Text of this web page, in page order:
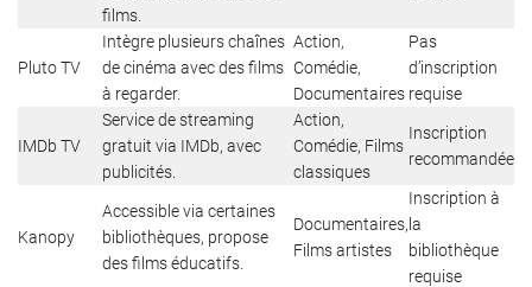
films.
Pluto TV
Intègre plusieurs chaînes
de cinéma avec des films
à regarder.
Action,
Comédie,
Documentaires
Pas
d’inscription
requise
IMDb TV
Service de streaming
gratuit via IMDb, avec
publicités.
Action,
Comédie, Films
classiques
Inscription
recommandée
Kanopy
Accessible via certaines
bibliothèques, propose
des films éducatifs.
Documentaires,
Films artistes
Inscription à
la
bibliothèque
requise